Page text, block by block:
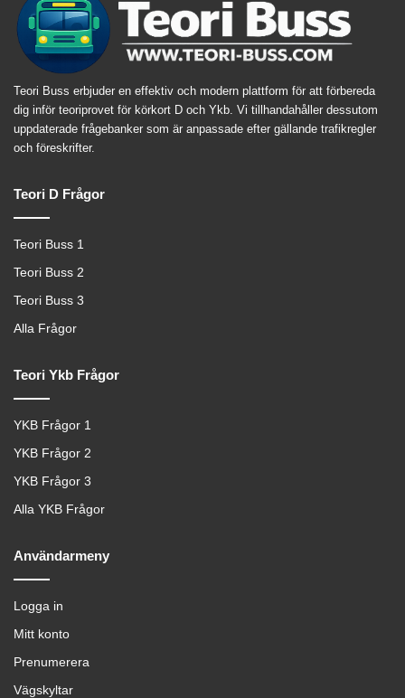
Teori Buss erbjuder en effektiv och modern plattform för att förbereda
dig inför teoriprovet för körkort D och Ykb. Vi tillhandahåller dessutom
uppdaterade frågebanker som är anpassade efter gällande trafikregler
och föreskrifter.
Teori D Frågor
Teori Buss 1
Teori Buss 2
Teori Buss 3
Alla Frågor
Teori Ykb Frågor
YKB Frågor 1
YKB Frågor 2
YKB Frågor 3
Alla YKB Frågor
Användarmeny
Logga in
Mitt konto
Prenumerera
Vägskyltar